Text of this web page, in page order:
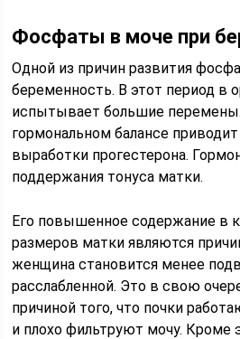
Фосфаты в моче при
Одной из причин развития
беременность. В этот период в
испытывает большие
гормональном балансе
выработки прогестерона.
поддержания тонуса матки.
Его повышенное содержание в
размеров матки являются
женщина становится менее
расслабленной. Это в свою
причиной того, что почки
и плохо фильтруют мочу. Кроме